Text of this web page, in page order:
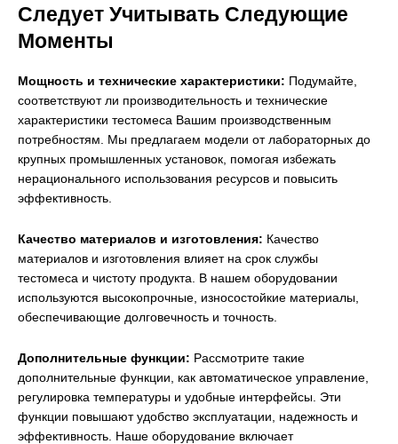
Следует Учитывать Следующие
Моменты
Мощность и технические характеристики: Подумайте,
соответствуют ли производительность и технические
характеристики тестомеса Вашим производственным
потребностям. Мы предлагаем модели от лабораторных до
крупных промышленных установок, помогая избежать
нерационального использования ресурсов и повысить
эффективность.
Качество материалов и изготовления: Качество
материалов и изготовления влияет на срок службы
тестомеса и чистоту продукта. В нашем оборудовании
используются высокопрочные, износостойкие материалы,
обеспечивающие долговечность и точность.
Дополнительные функции: Рассмотрите такие
дополнительные функции, как автоматическое управление,
регулировка температуры и удобные интерфейсы. Эти
функции повышают удобство эксплуатации, надежность и
эффективность. Наше оборудование включает